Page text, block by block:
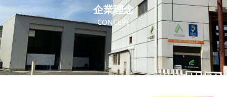
企業理念
CONCEPT